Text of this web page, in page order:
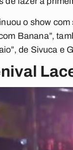
o show
Banana”,
de Sivuca e